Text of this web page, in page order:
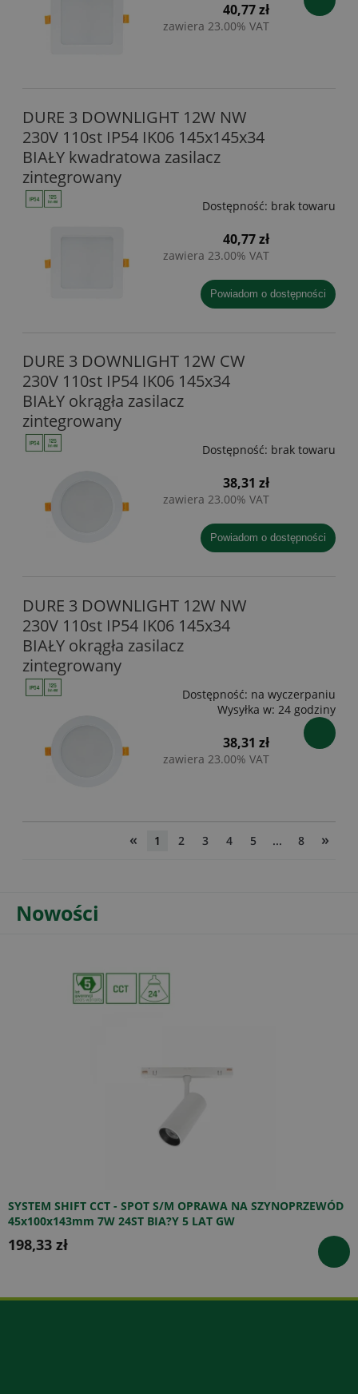
40,77 zł
zawiera 23.00% VAT
DURE 3 DOWNLIGHT 12W NW
230V 110st IP54 IK06 145x145x34
BIAŁY kwadratowa zasilacz
zintegrowany
Dostępność: brak towaru
40,77 zł
zawiera 23.00% VAT
powiadom o dostępności
DURE 3 DOWNLIGHT 12W CW
230V 110st IP54 IK06 145x34
BIAŁY okrągła zasilacz
zintegrowany
Dostępność: brak towaru
38,31 zł
zawiera 23.00% VAT
powiadom o dostępności
DURE 3 DOWNLIGHT 12W NW
230V 110st IP54 IK06 145x34
BIAŁY okrągła zasilacz
zintegrowany
Dostępność: na wyczerpaniu
Wysyłka w: 24 godziny
38,31 zł
zawiera 23.00% VAT
« 1 2 3 4 5 ... 8 »
Nowości
SYSTEM SHIFT CCT - SPOT S/M OPRAWA NA SZYNOPRZEWÓD
45x100x143mm 7W 24ST BIA?Y 5 LAT GW
198,33 zł